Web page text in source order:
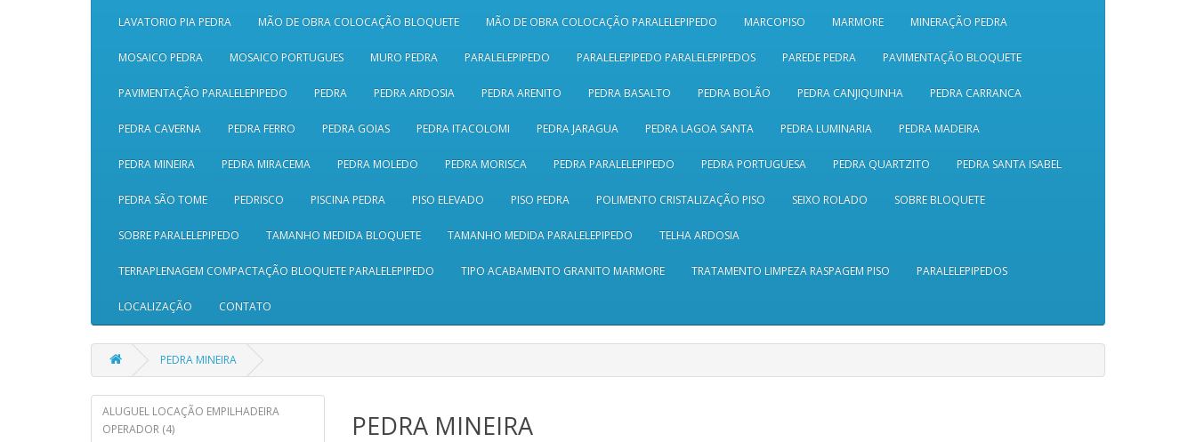
LAVATORIO PIA PEDRA MÃO DE OBRA COLOCAÇÃO BLOQUETE MÃO DE OBRA COLOCAÇÃO PARALELEPIPEDO MARCOPISO MARMORE MINERAÇÃO PEDRA
MOSAICO PEDRA MOSAICO PORTUGUES MURO PEDRA PARALELEPIPEDO PARALELEPIPEDO PARALELEPIPEDOS PAREDE PEDRA PAVIMENTAÇÃO BLOQUETE
PAVIMENTAÇÃO PARALELEPIPEDO PEDRA PEDRA ARDOSIA PEDRA ARENITO PEDRA BASALTO PEDRA BOLÃO PEDRA CANJIQUINHA PEDRA CARRANCA
PEDRA CAVERNA PEDRA FERRO PEDRA GOIAS PEDRA ITACOLOMI PEDRA JARAGUA PEDRA LAGOA SANTA PEDRA LUMINARIA PEDRA MADEIRA
PEDRA MINEIRA PEDRA MIRACEMA PEDRA MOLEDO PEDRA MORISCA PEDRA PARALELEPIPEDO PEDRA PORTUGUESA PEDRA QUARTZITO PEDRA SANTA ISABEL
PEDRA SÃO TOME PEDRISCO PISCINA PEDRA PISO ELEVADO PISO PEDRA POLIMENTO CRISTALIZAÇÃO PISO SEIXO ROLADO SOBRE BLOQUETE
SOBRE PARALELEPIPEDO TAMANHO MEDIDA BLOQUETE TAMANHO MEDIDA PARALELEPIPEDO TELHA ARDOSIA
TERRAPLENAGEM COMPACTAÇÃO BLOQUETE PARALELEPIPEDO TIPO ACABAMENTO GRANITO MARMORE TRATAMENTO LIMPEZA RASPAGEM PISO PARALELEPIPEDOS
LOCALIZAÇÃO CONTATO
PEDRA MINEIRA
ALUGUEL LOCAÇÃO EMPILHADEIRA
OPERADOR (4)
PEDRA MINEIRA